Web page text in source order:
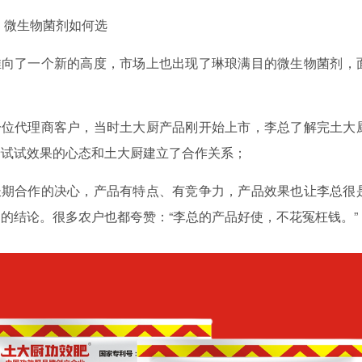
微生物菌剂如何选
了一个新的高度，市场上也出现了琳琅满目的微生物菌剂，
代理商客户，当时土大厨产品刚开始上市，李总了解完土大
试效果的心态和土大厨建立了合作关系；
合作的决心，产品有特点、有竞争力，产品效果也让李总很
结论。很多农户也都夸赞： “李总的产品好使，不花冤枉钱。”